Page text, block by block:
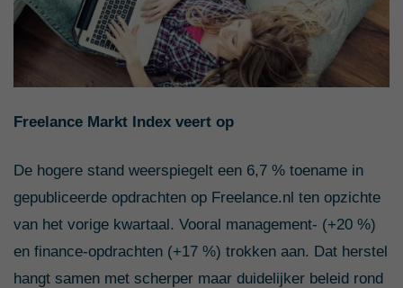
Freelance Markt Index veert op
De hogere stand weerspiegelt een 6,7 % toename in
gepubliceerde opdrachten op Freelance.nl ten opzichte
van het vorige kwartaal. Vooral management- (+20 %)
en finance-opdrachten (+17 %) trokken aan. Dat herstel
hangt samen met scherper maar duidelijker beleid rond